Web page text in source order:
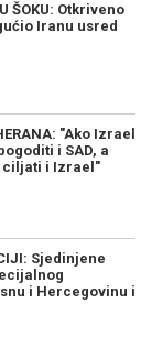
ŠOKU: Otkriveno
Iranu usred
"Ako Izrael
i SAD, a
ciljati i Izrael"
Sjedinjene
i Hercegovinu i